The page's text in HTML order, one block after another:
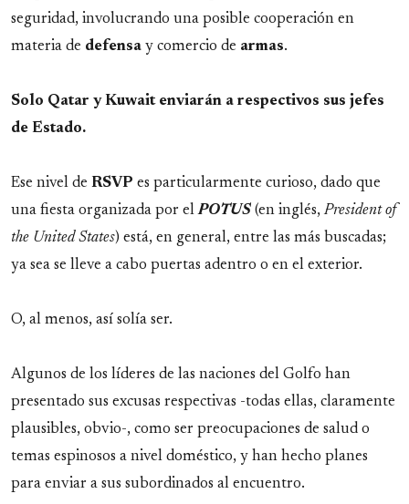
seguridad, involucrando una posible cooperación en
materia de defensa y comercio de armas.
Solo Qatar y Kuwait enviarán a respectivos sus jefes
de Estado.
Ese nivel de RSVP es particularmente curioso, dado que
una fiesta organizada por elPOTUS (en inglés, President of
the United States) está, en general, entre las más buscadas;
ya sea se lleve a cabo puertas adentro o en el exterior.
O, al menos, así solía ser.
Algunos de los líderes de las naciones del Golfo han
presentado sus excusas respectivas -todas ellas, claramente
plausibles, obvio-, como ser preocupaciones de salud o
temas espinosos a nivel doméstico, y han hecho planes
para enviar a sus subordinados al encuentro.